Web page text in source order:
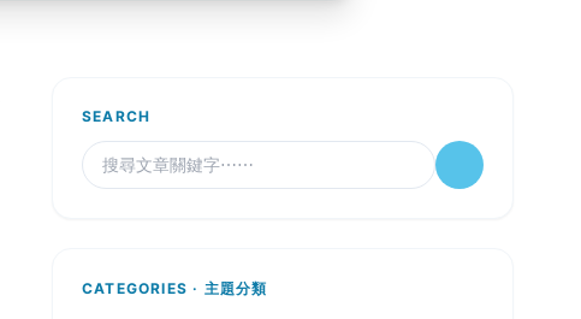
SEARCH
CATEGORIES · 主題分類